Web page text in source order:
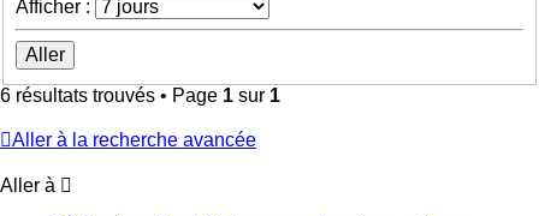
Afficher :
6 résultats trouvés • Page 1 sur 1
Aller à la recherche avancée
Aller à